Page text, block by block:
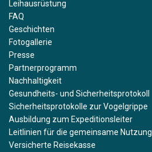
Leihausrüstung
FAQ
Geschichten
Fotogallerie
Presse
Partnerprogramm
Nachhaltigkeit
Gesundheits- und Sicherheitsprotokoll
Sicherheitsprotokolle zur Vogelgrippe
Ausbildung zum Expeditionsleiter
Leitlinien für die gemeinsame Nutzung
Versicherte Reisekasse